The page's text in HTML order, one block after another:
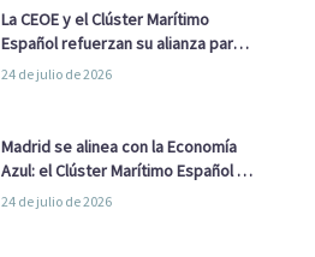
La CEOE y el Clúster Marítimo
Español refuerzan su alianza para
impulsar una estrategia Nacional
24 de julio de 2026
Madrid se alinea con la Economía
Azul: el Clúster Marítimo Español y
la Real Liga Naval avanzan alianzas
24 de julio de 2026